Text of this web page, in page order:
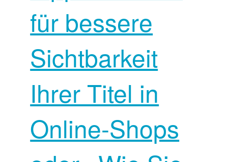
für bessere
Sichtbarkeit
Ihrer Titel in
Online-Shops